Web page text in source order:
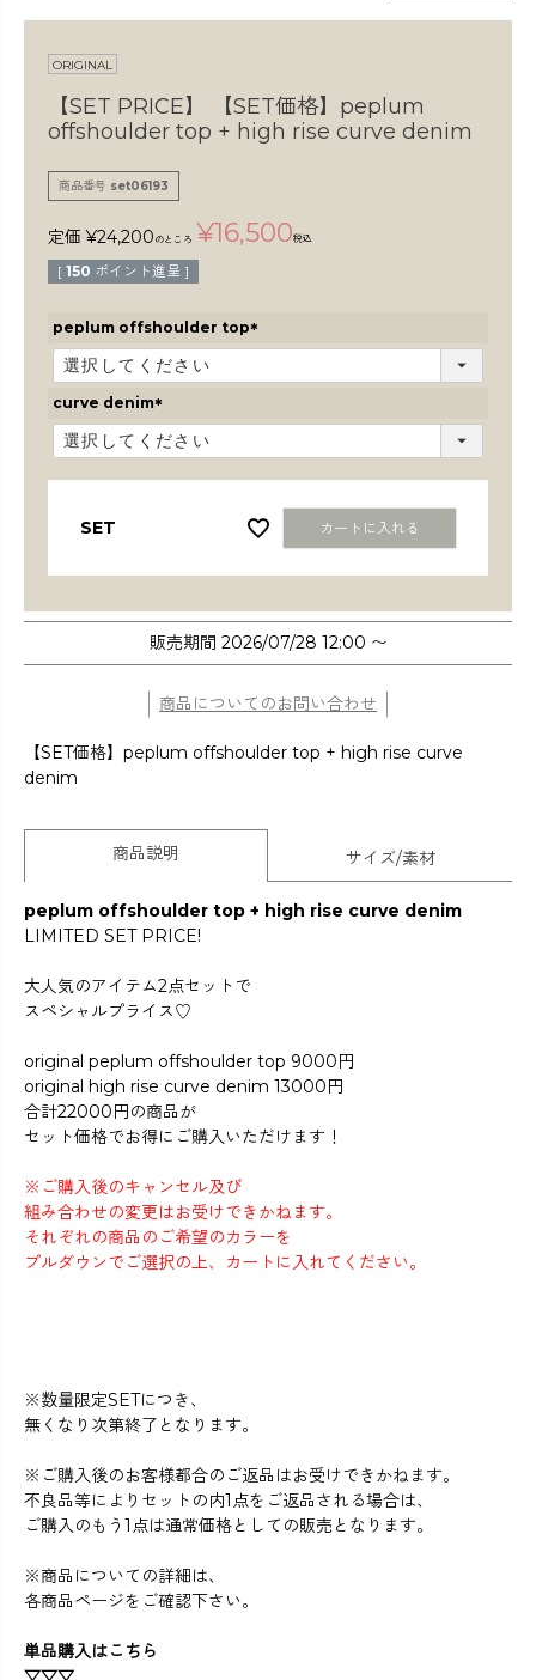
ORIGINAL
【SET PRICE】
【SET価格】peplum
offshoulder top + high rise curve denim
商品番号 set06193
定価 ¥24,200 のところ ¥16,500税込
[ 150 ポイント進呈 ]
peplum offshoulder top
(
curve denim
(
必
SET カートに入れる
販売期間 2026/07/28 12:00 〜
商品についてのお問い合わせ
【SET価格】peplum offshoulder top + high rise curve
denim
商品説明 サイズ/素材
peplum offshoulder top + high rise curve denim
LIMITED SET PRICE!
大人気のアイテム2点セットで
スペシャルプライス♡
original peplum offshoulder top 9000円
original high rise curve denim 13000円
合計22000円の商品が
セット価格でお得にご購入いただけます！
※ご購入後のキャンセル及び
組み合わせの変更はお受けできかねます。
それぞれの商品のご希望のカラーを
プルダウンでご選択の上、カートに入れてください。
※数量限定SETにつき、
無くなり次第終了となります。
※ご購入後のお客様都合のご返品はお受けできかねます。
不良品等によりセットの内1点をご返品される場合は、
ご購入のもう1点は通常価格としての販売となります。
※商品についての詳細は、
各商品ページをご確認下さい。
単品購入はこちら